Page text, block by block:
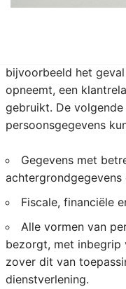
je onze diensten aan
bijvoorbeeld het
opneemt, een
gebruikt. De
persoonsgegevens
Gegevens met
Fiscale, financiële
Alle vormen van
bezorgt, met inbegrip
zover dit van
dienstverlening.